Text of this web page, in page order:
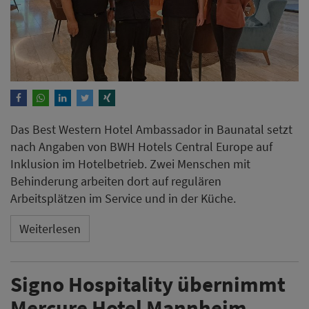
Das Best Western Hotel Ambassador in Baunatal setzt
nach Angaben von BWH Hotels Central Europe auf
Inklusion im Hotelbetrieb. Zwei Menschen mit
Behinderung arbeiten dort auf regulären
Arbeitsplätzen im Service und in der Küche.
Weiterlesen
Signo Hospitality übernimmt